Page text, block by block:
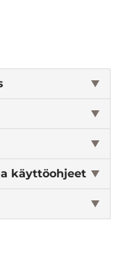
käyttöohjeet